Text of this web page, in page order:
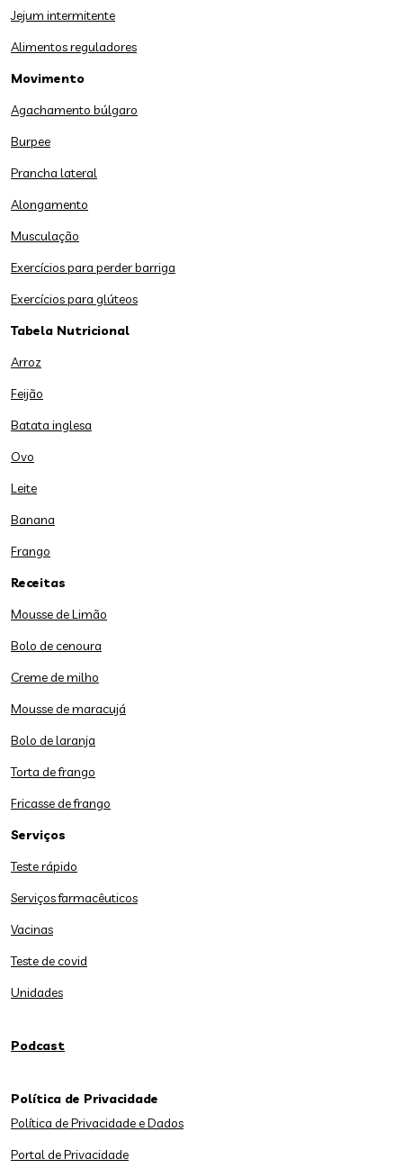
Jejum intermitente
Alimentos reguladores
Movimento
Agachamento búlgaro
Burpee
Prancha lateral
Alongamento
Musculação
Exercícios para perder barriga
Exercícios para glúteos
Tabela Nutricional
Arroz
Feijão
Batata inglesa
Ovo
Leite
Banana
Frango
Receitas
Mousse de Limão
Bolo de cenoura
Creme de milho
Mousse de maracujá
Bolo de laranja
Torta de frango
Fricasse de frango
Serviços
Teste rápido
Serviços farmacêuticos
Vacinas
Teste de covid
Unidades
Podcast
Política de Privacidade
Política de Privacidade e Dados
Portal de Privacidade